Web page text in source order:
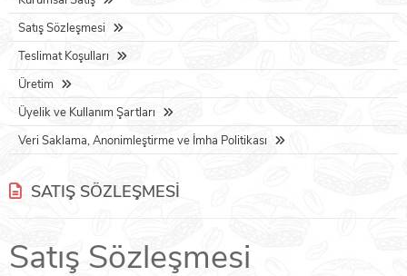
Satış Sözleşmesi
Teslimat Koşulları
Üretim
Üyelik ve Kullanım Şartları
Veri Saklama, Anonimleştirme ve İmha Politikası
SATIŞ SÖZLEŞMESI
Satış Sözleşmesi